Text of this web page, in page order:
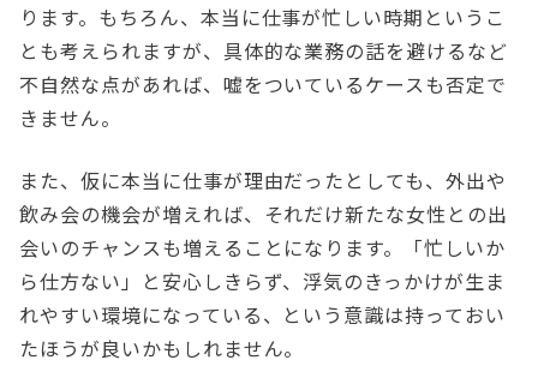
ります。もちろん、本当に仕事が忙しい時期というこ
とも考えられますが、具体的な業務の話を避けるなど
不自然な点があれば、嘘をついているケースも否定で
きません。
また、仮に本当に仕事が理由だったとしても、外出や
飲み会の機会が増えれば、それだけ新たな女性との出
会いのチャンスも増えることになります。「忙しいか
ら仕方ない」と安心しきらず、浮気のきっかけが生ま
れやすい環境になっている、という意識は持っておい
たほうが良いかもしれません。